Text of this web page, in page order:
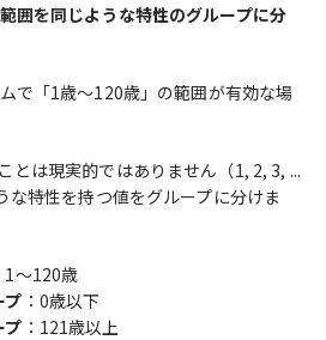
囲を同じような特性のグループに分
で「1歳〜120歳」の範囲が有効な場
とは現実的ではありません（1, 2, 3, ...
な特性を持つ値をグループに分けま
1〜120歳
プ ：0歳以下
プ ：121歳以上